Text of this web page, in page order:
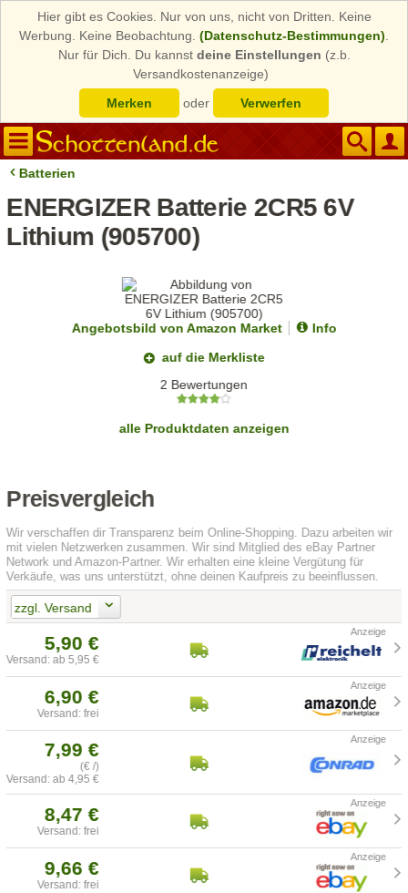
Hier gibt es Cookies. Nur von uns, nicht von Dritten. Keine
Werbung. Keine Beobachtung. (Datenschutz-Bestimmungen)
Nur für Dich. Du kannst deine Einstellungen (z.b.
Versandkostenanzeige)
Merken
oder Verwerfen
Batterien
ENERGIZER Batterie 2CR5 6V
Lithium (905700)
Angebotsbild von Amazon Market
Info
auf die Merkliste
2 Bewertungen
alle Produktdaten anzeigen
Preisvergleich
Wir verschaffen dir Transparenz beim Online-Shopping. Dazu arbeiten wir
mit vielen Netzwerken zusammen. Wir sind Mitglied des eBay Partner
Network und Amazon-Partner. Wir erhalten eine kleine Vergütung für
Verkäufe, was uns unterstützt, ohne deinen Kaufpreis zu beeinflussen.
zzgl. Versand
5,90 €
Versand: ab 5,95 €
6,90 €
Versand: frei
7,99 €
(€ /)
Versand: ab 4,95 €
8,47 €
Versand: frei
9,66 €
Versand: frei